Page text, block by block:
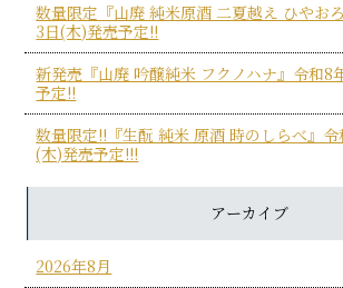
数量限定『山廃 純米原酒 二夏越え ひやお
3日(木)発売予定!!
新発売『山廃 吟醸純米 フクノハナ』令和8
予定!!
数量限定!!『生酛 純米 原酒 時のしらべ』
(木)発売予定!!!
アーカイブ
2026年8月